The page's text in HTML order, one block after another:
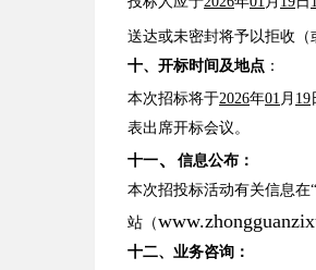
送达或未密封将予以拒收（
十、开标时间及地点 ：
本次招标将于2026年01 月 19
表出席开标会议。
十一、
信息公布：
本次招投标活动有关信息在
站（
十二、业务咨询：